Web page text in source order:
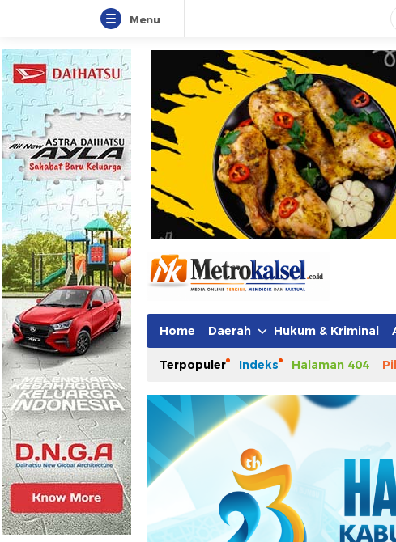
Menu
Metro Kalsel
Media Online Terkini, Faktual dan
Home Daerah Hukum & Kriminal
Terpopuler Indeks Halaman 404